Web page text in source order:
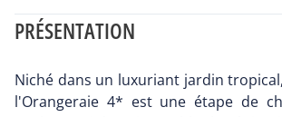
PRÉSENTATION
Niché dans un luxuriant jardin
l'Orangeraie 4* est une étape de